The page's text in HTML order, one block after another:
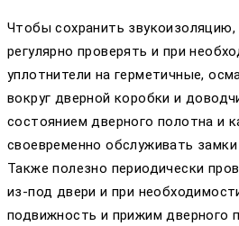
Чтобы сохранить звукоизоляцию,
регулярно проверять и при
уплотнители на герметичные,
вокруг дверной коробки и
состоянием дверного полотна и
своевременно обслуживать
Также полезно периодически
из-под двери и при
подвижность и прижим дверного